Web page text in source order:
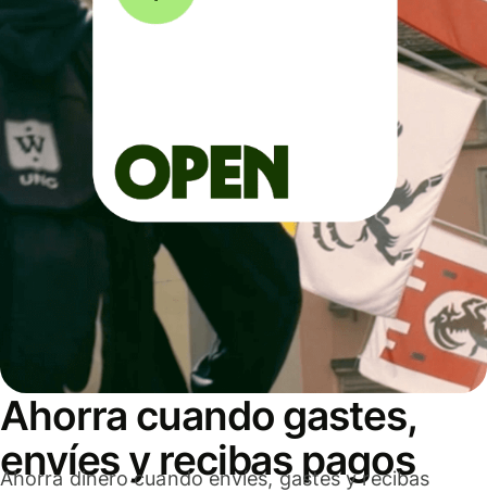
Ahorra cuando gastes,
envíes y recibas pagos
Ahorra dinero cuando envíes, gastes y recibas